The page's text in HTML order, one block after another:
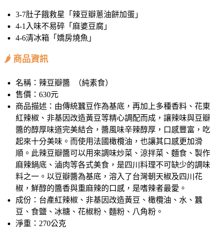
3-7肚子餓救星「辣豆瓣蔥油餅加蛋」
4-1入味不易碎「麻婆豆腐」
4-6清冰箱「嬌房燒魚」
🌶️ 商品資訊
名稱：辣豆瓣醬 （純素食）
售價：630元
商品描述：由傳統蠶豆作為基底，再加上多種香料、花東
紅辣椒、非基因改造黃豆等精心調配而成，讓辣味與豆瓣
醬的醇厚味道完美結合，醬風味辛辣醇厚，口感豐富，吃
起來十分美味。而使用法國橄欖油，也讓其口感更加滑
順。此辣豆瓣醬可以用來調味炒菜、涼拌菜、麵食、製作
麻辣鍋底、滷肉等各式美食，是四川料理不可缺少的調味
料之一。以豆瓣醬為基底，溶入了台灣朝天椒及四川花
椒，鮮醇的醬香與重麻辣的口感，是嗜辣者最愛。
成份：台產紅辣椒、非基因改造黃豆、橄欖油、水、蠶
豆、食鹽、冰糖、花椒粉、麵粉、八角粉。
淨重：270公克